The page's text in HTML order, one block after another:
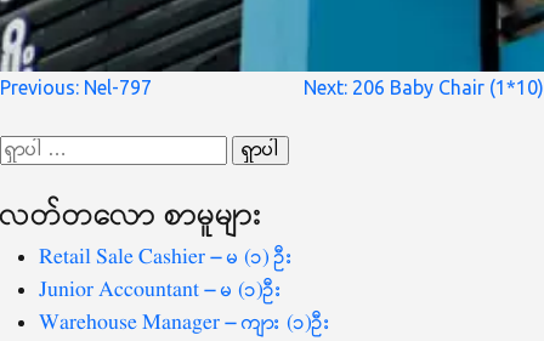
စာမူ
ပြ
Previous: Nel-797 Next: 206 Baby Chair (1*10)
ရှာ
စကားလုံး
လတ်တ‌လော စာမူများ
Retail Sale Cashier – မ (၁) ဦး
Junior Accountant – မ (၁)ဦး
Warehouse Manager – ကျား (၁)ဦး